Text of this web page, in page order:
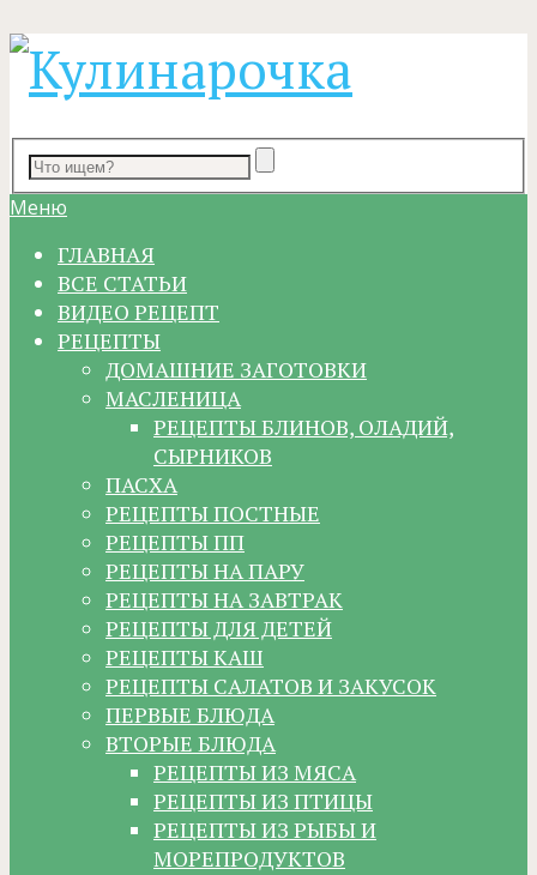
Меню
ГЛАВНАЯ
ВСЕ СТАТЬИ
ВИДЕО РЕЦЕПТ
РЕЦЕПТЫ
ДОМАШНИЕ ЗАГОТОВКИ
МАСЛЕНИЦА
РЕЦЕПТЫ БЛИНОВ, ОЛАДИЙ,
СЫРНИКОВ
ПАСХА
РЕЦЕПТЫ ПОСТНЫЕ
РЕЦЕПТЫ ПП
РЕЦЕПТЫ НА ПАРУ
РЕЦЕПТЫ НА ЗАВТРАК
РЕЦЕПТЫ ДЛЯ ДЕТЕЙ
РЕЦЕПТЫ КАШ
РЕЦЕПТЫ САЛАТОВ И ЗАКУСОК
ПЕРВЫЕ БЛЮДА
ВТОРЫЕ БЛЮДА
РЕЦЕПТЫ ИЗ МЯСА
РЕЦЕПТЫ ИЗ ПТИЦЫ
РЕЦЕПТЫ ИЗ РЫБЫ И
МОРЕПРОДУКТОВ